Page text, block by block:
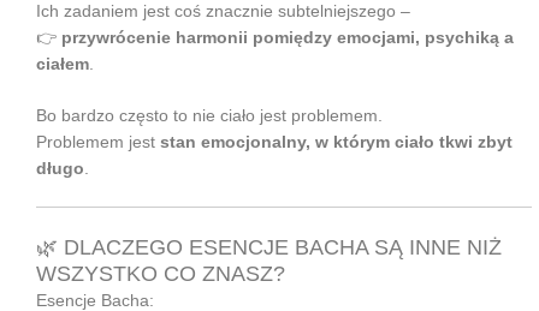
Ich zadaniem jest coś znacznie subtelniejszego –
👉 przywrócenie harmonii pomiędzy emocjami, psychiką a
ciałem
Bo bardzo często to nie ciało jest problemem.
Problemem jest stan emocjonalny, w którym ciało tkwi zbyt
długo
🌿 DLACZEGO ESENCJE BACHA SĄ INNE NIŻ
WSZYSTKO CO ZNASZ?
Esencje Bacha: